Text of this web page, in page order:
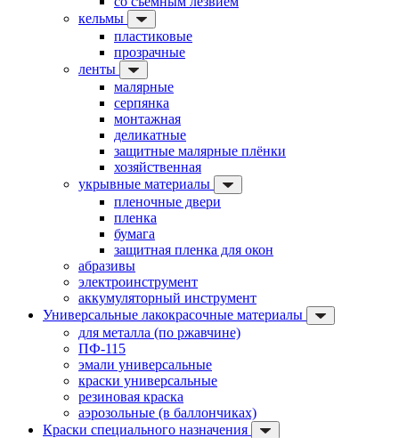
кельмы
пластиковые
прозрачные
ленты
малярные
серпянка
монтажная
деликатные
защитные малярные плёнки
хозяйственная
укрывные материалы
пленочные двери
пленка
бумага
защитная пленка для окон
абразивы
электроинструмент
аккумуляторный инструмент
Универсальные лакокрасочные материалы
для металла (по ржавчине)
ПФ-115
эмали универсальные
краски универсальные
резиновая краска
аэрозольные (в баллончиках)
Краски специального назначения